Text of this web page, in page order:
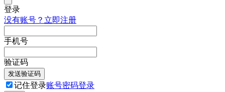
登录
没有账号？立即注册
手机号
验证码
发送验证码
记住登录账号密码登录